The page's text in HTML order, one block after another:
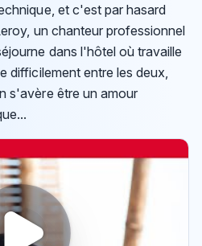
et c'est par hasard
un chanteur professionnel
dans l'hôtel où travaille
difficilement entre les deux,
s'avère être un amour